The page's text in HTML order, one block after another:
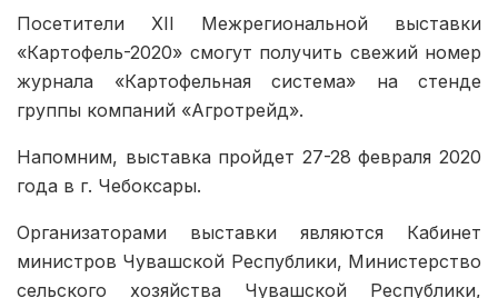
Посетители ХII Межрегиональной выставки
«Картофель-2020» смогут получить свежий номер
журнала «Картофельная система» на стенде
группы компаний «Агротрейд».
Напомним, выставка пройдет 27-28 февраля 2020
года в г. Чебоксары.
Организаторами выставки являются Кабинет
министров Чувашской Республики, Министерство
сельского хозяйства Чувашской Республики,